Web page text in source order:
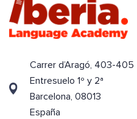
Carrer d’Aragó, 403-405
Entresuelo 1º y 2ª
Barcelona, 08013
España